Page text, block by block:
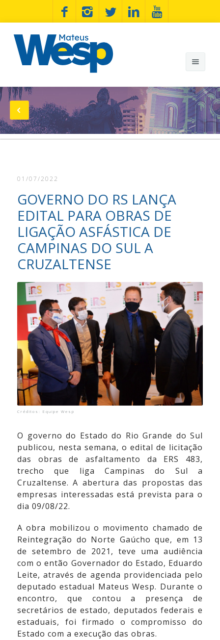
Mateus Wesp
Notícias
Artigos
Fotos
Vídeos
Contato
01/07/2022
GOVERNO DO RS LANÇA
EDITAL PARA OBRAS DE
LIGAÇÃO ASFÁSTICA DE
CAMPINAS DO SUL A
CRUZALTENSE
Créditos: Equipe Wesp
O governo do Estado do Rio Grande do Sul
publicou, nesta semana, o edital de licitação
das obras de asfaltamento da ERS 483,
trecho que liga Campinas do Sul a
Cruzaltense. A abertura das propostas das
empresas interessadas está prevista para o
dia 09/08/22.
A obra mobilizou o movimento chamado de
Reintegração do Norte Gaúcho que, em 13
de setembro de 2021, teve uma audiência
com o então Governador do Estado, Eduardo
Leite, através de agenda providenciada pelo
deputado estadual Mateus Wesp. Durante o
encontro, que contou a presença de
secretários de estado, deputados federais e
estaduais, foi firmado o compromisso do
Estado com a execução das obras.